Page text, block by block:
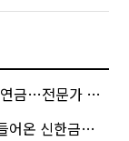
전문가 조언은
신한금융 AI